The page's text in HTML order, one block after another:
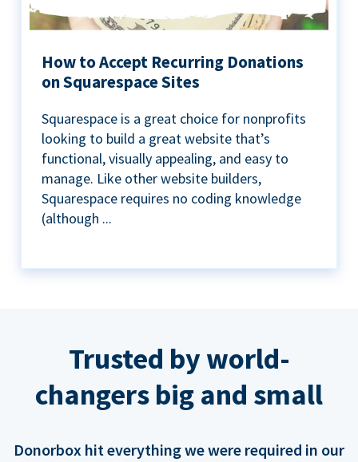
How to Accept Recurring Donations
on Squarespace Sites
Squarespace is a great choice for nonprofits
looking to build a great website that’s
functional, visually appealing, and easy to
manage. Like other website builders,
Squarespace requires no coding knowledge
(although ...
Trusted by world-
changers big and small
Donorbox hit everything we were required in our